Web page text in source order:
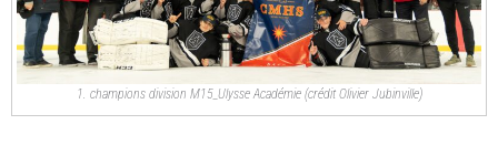
1. champions division M15_Ulysse Académie (crédit Olivier Jubinville)